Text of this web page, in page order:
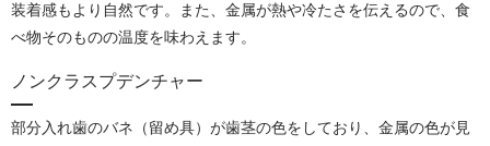
装着感もより自然です。また、金属が熱や冷たさを伝えるので、食
べ物そのものの温度を味わえます。
ノンクラスプデンチャー
部分入れ歯のバネ（留め具）が歯茎の色をしており、金属の色が見